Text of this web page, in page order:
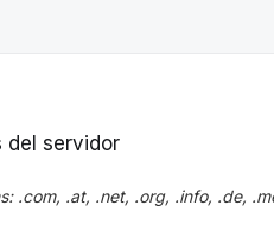
del servidor
.com, .at, .net, .org, .info, .de,